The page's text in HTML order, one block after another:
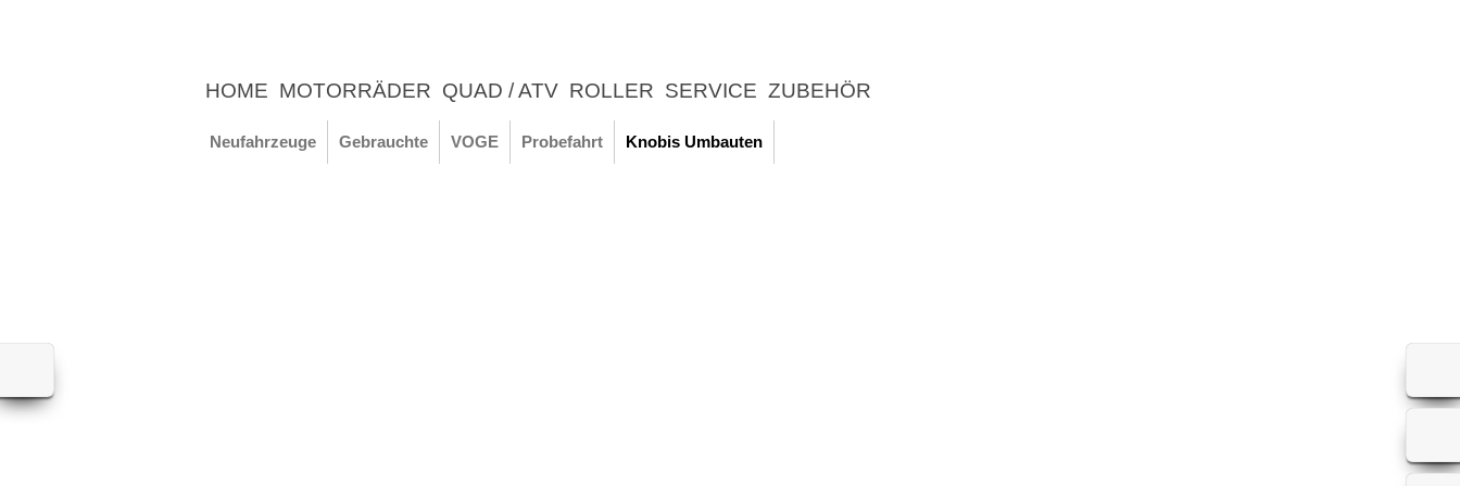
HOME MOTORRÄDER QUAD / ATV ROLLER SERVICE ZUBEHÖR
UNTERNEHMEN
NEWS ERLEBNIS
Neufahrzeuge Gebrauchte VOGE Probefahrt Knobis Umbauten